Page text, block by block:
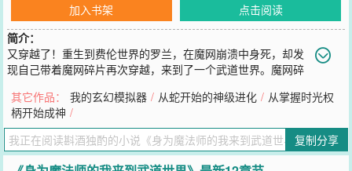
加入书架
点击阅读
简介：
又穿越了！重生到费伦世界的罗兰，在魔网崩溃中身死，却发
现自己带着魔网碎片再次穿越，来到了一个武道世界。魔网碎
的法术！0环戏法——法师之手。罗兰轻轻招手，远处的茶杯顿时无风
自动，仿佛飞鸟投林一般落入罗兰手中，正准备围攻罗兰的武林人士
见状顿时满头冷汗：“这是真气外放才能施展的擒龙控鹤手法！没想到
此人居然是先天高手！”3环法术——火球术。罗兰伸手，九颗炽烈火
球在身前浮现，众人震惊：“这是什么武功？！”“九阳神功。”说罢，罗
其它作品： 我的玄幻模拟器 / 从蛇开始的神级进化 / 从掌握时光权
柄开始成神 /
复制分享